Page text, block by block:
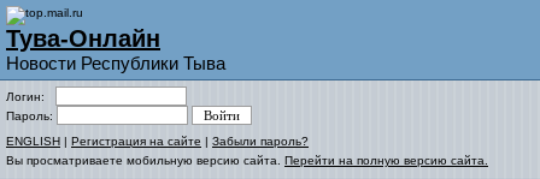
Тува-Онлайн
Новости Республики Тыва
Логин:
Пароль:
ENGLISH | Регистрация на сайте | Забыли пароль?
Вы просматриваете мобильную версию сайта. Перейти на полную версию сайта.